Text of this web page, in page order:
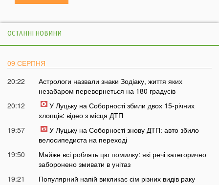
ОСТАННІ НОВИНИ
09 СЕРПНЯ
20:22
Астрологи назвали знаки Зодіаку, життя яких
незабаром перевернеться на 180 градусів
20:12
У Луцьку на Соборності збили двох 15-річних
хлопців: відео з місця ДТП
19:57
У Луцьку на Соборності знову ДТП: авто збило
велосипедиста на переході
19:50
Майже всі роблять цю помилку: які речі категорично
заборонено змивати в унітаз
19:21
Популярний напій викликає сім різних видів раку